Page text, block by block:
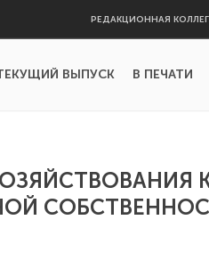
РЕДАКЦИОННАЯ
ВЫПУСК В ПЕЧАТИ